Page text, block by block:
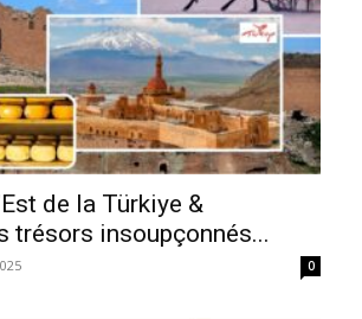
de la Türkiye &
trésors insoupçonnés...
0